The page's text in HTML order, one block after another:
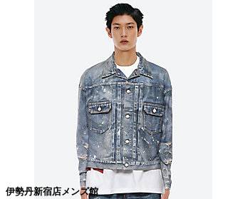
伊勢丹新宿店メンズ館